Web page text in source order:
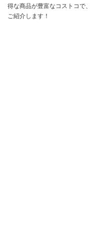
得な商品が豊富なコストコで
ご紹介します！